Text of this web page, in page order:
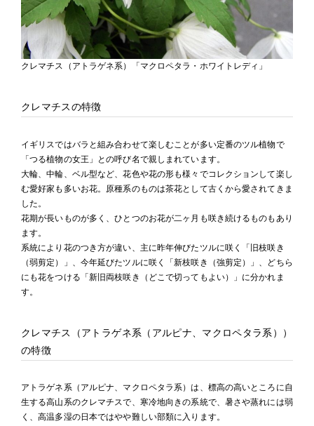
クレマチス（アトラゲネ系）「マクロペタラ・ホワイトレディ」
クレマチスの特徴
イギリスではバラと組み合わせて楽しむことが多い定番のツル植物で
「つる植物の女王」との呼び名で親しまれています。
大輪、中輪、ベル型など、花色や花の形も様々でコレクションして楽し
む愛好家も多いお花。原種系のものは茶花として古くから愛されてきま
した。
花期が長いものが多く、ひとつのお花が二ヶ月も咲き続けるものもあり
ます。
系統により花のつき方が違い、主に昨年伸びたツルに咲く「旧枝咲き
（弱剪定）」、今年延びたツルに咲く「新枝咲き（強剪定）」、どちら
にも花をつける「新旧両枝咲き（どこで切ってもよい）」に分かれま
す。
クレマチス（アトラゲネ系（アルピナ、マクロペタラ系））
の特徴
アトラゲネ系（アルピナ、マクロペタラ系）は、標高の高いところに自
生する高山系のクレマチスで、寒冷地向きの系統で、暑さや蒸れには弱
く、高温多湿の日本ではやや難しい部類に入ります。